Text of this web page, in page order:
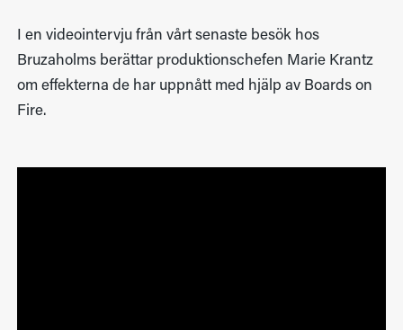
I en videointervju från vårt senaste besök hos
Bruzaholms berättar produktionschefen Marie Krantz
om effekterna de har uppnått med hjälp av Boards on
Fire.